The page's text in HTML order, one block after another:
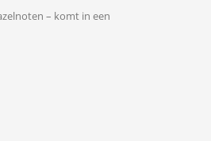
– komt in een